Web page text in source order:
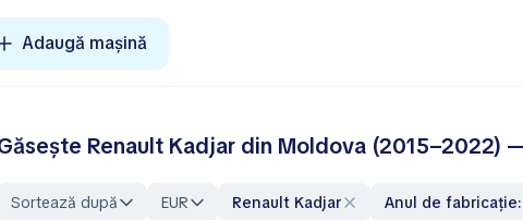
Adaugă mașină
Renault Kadjar din Moldova (2015–2022)
Sortează după EUR Renault Kadjar Anul de